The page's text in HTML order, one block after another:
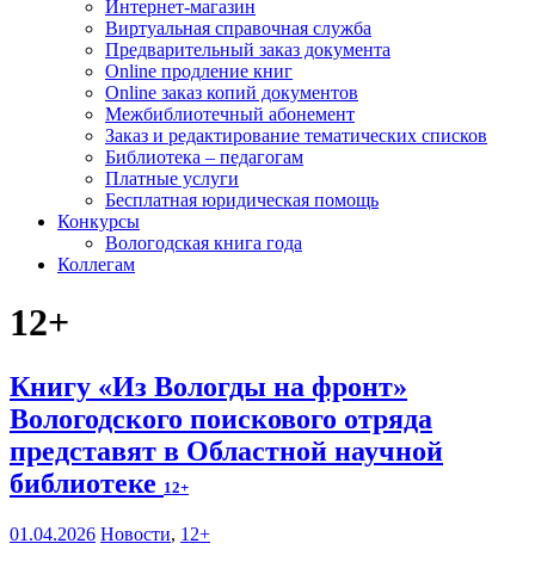
Интернет-магазин
Виртуальная справочная служба
Предварительный заказ документа
Online продление книг
Online заказ копий документов
Межбиблиотечный абонемент
Заказ и редактирование тематических списков
Библиотека – педагогам
Платные услуги
Бесплатная юридическая помощь
Конкурсы
Вологодская книга года
Коллегам
12+
Книгу «Из Вологды на фронт»
Вологодского поискового отряда
представят в Областной научной
библиотеке 12+
01.04.2026 Новости, 12+